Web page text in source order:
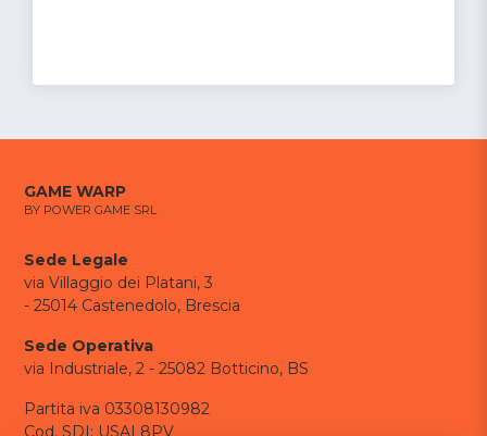
GAME WARP
BY POWER GAME SRL
Sede Legale
via Villaggio dei Platani, 3
- 25014 Castenedolo, Brescia
Sede Operativa
via Industriale, 2 - 25082 Botticino, BS
Partita iva 03308130982
Cod. SDI: USAL8PV